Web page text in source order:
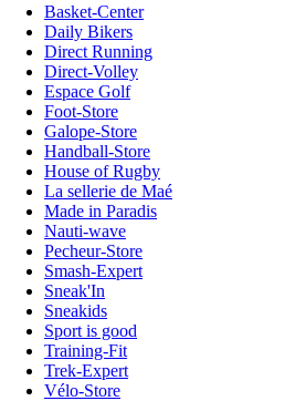
Basket-Center
Daily Bikers
Direct Running
Direct-Volley
Espace Golf
Foot-Store
Galope-Store
Handball-Store
House of Rugby
La sellerie de Maé
Made in Paradis
Nauti-wave
Pecheur-Store
Smash-Expert
Sneak'In
Sneakids
Sport is good
Training-Fit
Trek-Expert
Vélo-Store